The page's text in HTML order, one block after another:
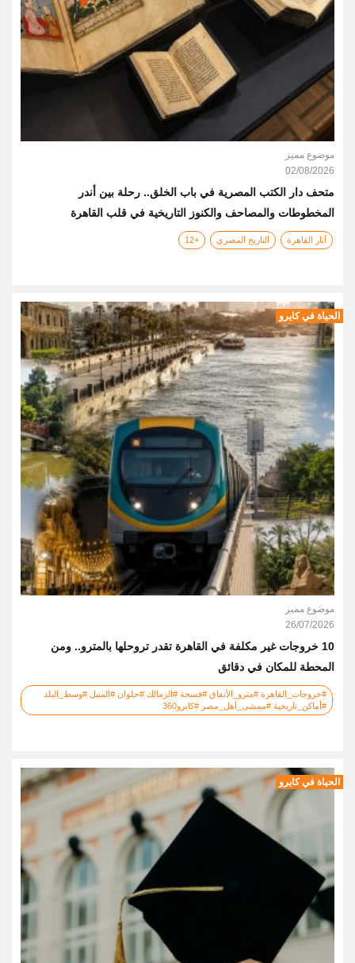
موضوع مميز
02/08/2026
متحف دار الكتب المصرية في باب الخلق.. رحلة بين أندر
المخطوطات والمصاحف والكنوز التاريخية في قلب القاهرة
آثار القاهرة التاريخ المصري +12
الحياة في كايرو
موضوع مميز
26/07/2026
10 خروجات غير مكلفة في القاهرة تقدر تروحلها بالمترو.. ومن
المحطة للمكان في دقائق
#خروجات_القاهرة #مترو_الأنفاق #فسحة #الزمالك #حلوان #المنيل #وسط_البلد
#أماكن_تاريخية #ممشى_أهل_مصر #كايرو360
الحياة في كايرو